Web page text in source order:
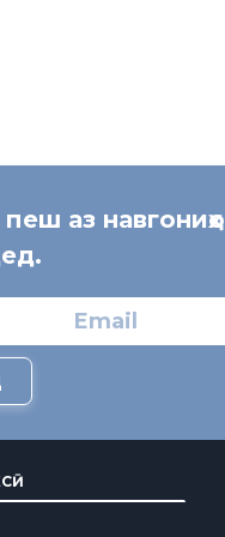
аз навгониҳо